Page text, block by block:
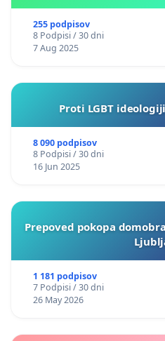
255 podpisov
8 Podpisi / 30 dni
7 Aug 2025
Proti LGBT
8 090 podpisov
8 Podpisi / 30 dni
16 Jun 2025
Prepoved pokopa
1 181 podpisov
7 Podpisi / 30 dni
26 May 2026